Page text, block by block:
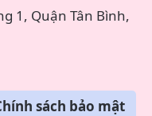
1, Quận Tân Bình,
sách bảo mật